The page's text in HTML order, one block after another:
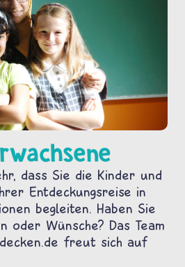
dass Sie die Kinder und
Entdeckungsreise in
begleiten. Haben Sie
oder Wünsche? Das Team
freut sich auf